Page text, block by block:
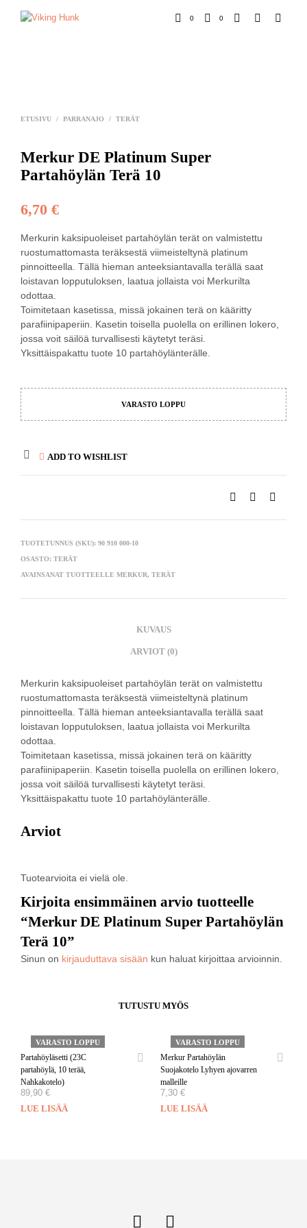
0 0
ETUSIVU / PARRANAJO / TERÄT
Merkur DE Platinum Super
Partahöylän Terä 10
6,70 €
Merkurin kaksipuoleiset partahöylän terät on valmistettu
ruostumattomasta teräksestä viimeisteltynä platinum
pinnoitteella. Tällä hieman anteeksiantavalla terällä saat
loistavan lopputuloksen, laatua jollaista voi Merkurilta
odottaa.
Toimitetaan kasetissa, missä jokainen terä on kääritty
parafiinipaperiin. Kasetin toisella puolella on erillinen lokero,
jossa voit säilöä turvallisesti käytetyt teräsi.
Yksittäispakattu tuote 10 partahöylänterälle.
VARASTO LOPPU
ADD TO WISHLIST
TUOTETUNNUS (SKU): 90 910 000-10
OSASTO: TERÄT
AVAINSANAT TUOTTEELLE MERKUR, TERÄT
KUVAUS
ARVIOT (0)
Merkurin kaksipuoleiset partahöylän terät on valmistettu
ruostumattomasta teräksestä viimeisteltynä platinum
pinnoitteella. Tällä hieman anteeksiantavalla terällä saat
loistavan lopputuloksen, laatua jollaista voi Merkurilta
odottaa.
Toimitetaan kasetissa, missä jokainen terä on kääritty
parafiinipaperiin. Kasetin toisella puolella on erillinen lokero,
jossa voit säilöä turvallisesti käytetyt teräsi.
Yksittäispakattu tuote 10 partahöylänterälle.
Arviot
Tuotearvioita ei vielä ole.
Kirjoita ensimmäinen arvio tuotteelle
“Merkur DE Platinum Super Partahöylän
Terä 10”
Sinun on kirjauduttava sisään kun haluat kirjoittaa arvioinnin.
TUTUSTU MYÖS
VARASTO LOPPU
Partahöyläsetti (23C
partahöylä, 10 terää,
Nahkakotelo)
89,90 €
LUE LISÄÄ
VARASTO LOPPU
Merkur Partahöylän
Suojakotelo Lyhyen ajovarren
malleille
7,30 €
LUE LISÄÄ